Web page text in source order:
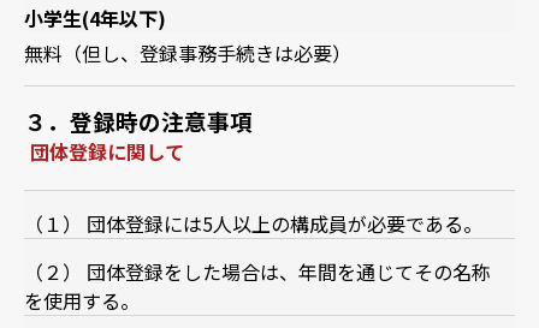
小学生(4年以下)
無料（但し、登録事務手続きは必要）
３．登録時の注意事項
団体登録に関して
（１） 団体登録には5人以上の構成員が必要である。
（２） 団体登録をした場合は、年間を通じてその名称
を使用する。